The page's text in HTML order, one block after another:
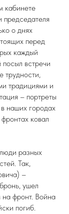
кабинете
председателя
о днях
перед
каждый
посыл встречи
трудности,
традициями и
– портреты
наших городах
ковал
разных
Так,
–
ушел
фронт. Война
погиб.